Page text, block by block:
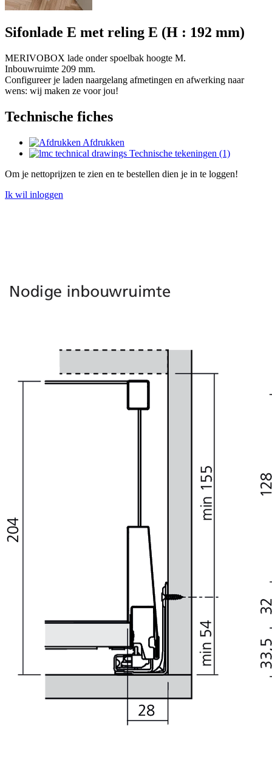
Sifonlade E met reling E (H : 192 mm)
MERIVOBOX lade onder spoelbak hoogte M.
Inbouwruimte 209 mm.
Configureer je laden naargelang afmetingen en afwerking naar
wens: wij maken ze voor jou!
Technische fiches
Afdrukken
Technische tekeningen (1)
Om je nettoprijzen te zien en te bestellen dien je in te loggen!
Ik wil inloggen